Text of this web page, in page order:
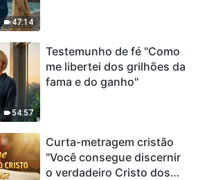
47:14
54:57
Testemunho de fé "Como
me libertei dos grilhões da
fama e do ganho"
Curta-metragem cristão
"Você consegue discernir
o verdadeiro Cristo dos